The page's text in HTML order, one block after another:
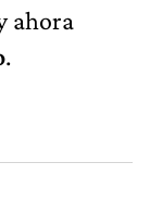
ahora
.